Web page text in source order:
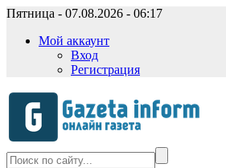
Пятница - 07.08.2026 - 06:17
Мой аккаунт
Вход
Регистрация